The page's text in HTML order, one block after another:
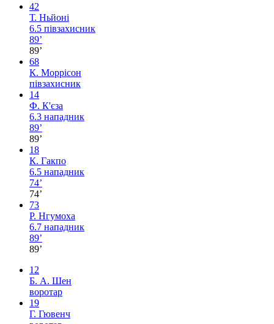
42
Т. Ньйоні
6.5 півзахисник
89’
89’
68
К. Моррісон
півзахисник
14
Ф. К'єза
6.3 нападник
89’
89’
18
К. Гакпо
6.5 нападник
74’
74’
73
Р. Нгумоха
6.7 нападник
89’
89’
12
Б. А. Шен
воротар
19
Г. Гювенч